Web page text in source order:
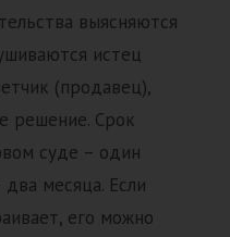
выясняются
истец
(продавец),
решение. Срок
суде – один
месяца. Если
его можно